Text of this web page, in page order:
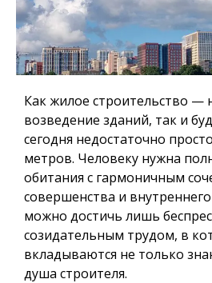
Как жилое строительство —
возведение зданий, так и
сегодня недостаточно
метров. Человеку нужна
обитания с гармоничным
совершенства и
можно достичь лишь
созидательным трудом, в
вкладываются не только
душа строителя.